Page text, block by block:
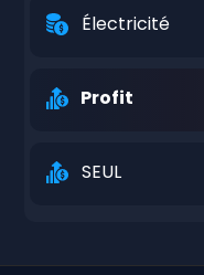
Électricité
Profit
SEUL